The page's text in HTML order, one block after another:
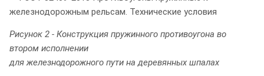
Рисунок 2 - Конструкция пружинного противоугона во
втором исполнении
для железнодорожного пути на деревянных шпалах